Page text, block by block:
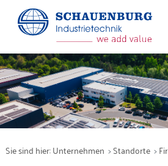
Leistungen
Produktion
Service
Sie sind hier:Unternehmen Standorte